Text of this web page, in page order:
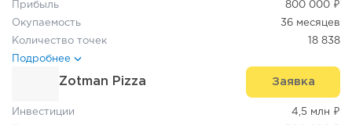
Прибыль 800 000 ₽
Окупаемость 36 месяцев
Количество точек 18 838
Подробнее
Zotman Pizza Заявка
Инвестиции 4,5 млн ₽